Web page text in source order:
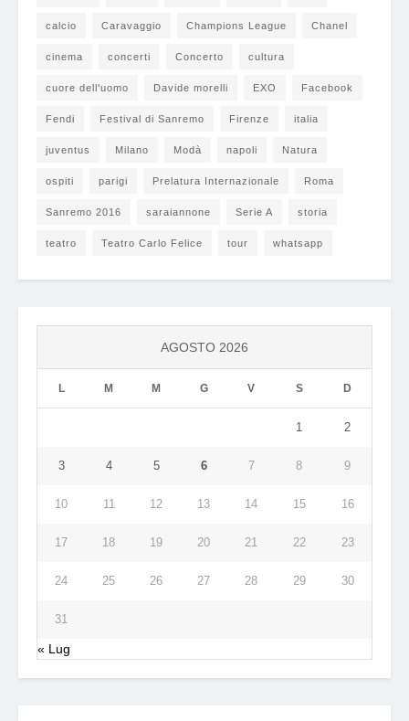
calcio Caravaggio Champions League Chanel
cinema concerti Concerto cultura
cuore dell'uomo Davide morelli EXO Facebook
Fendi Festival di Sanremo Firenze italia
juventus Milano Modà napoli Natura
ospiti parigi Prelatura Internazionale Roma
Sanremo 2016 saraiannone Serie A storia
teatro Teatro Carlo Felice tour whatsapp
AGOSTO 2026
L M M G V S D
1 2
3 4 5 6 7 8 9
10 11 12 13 14 15 16
17 18 19 20 21 22 23
24 25 26 27 28 29 30
31
« Lug